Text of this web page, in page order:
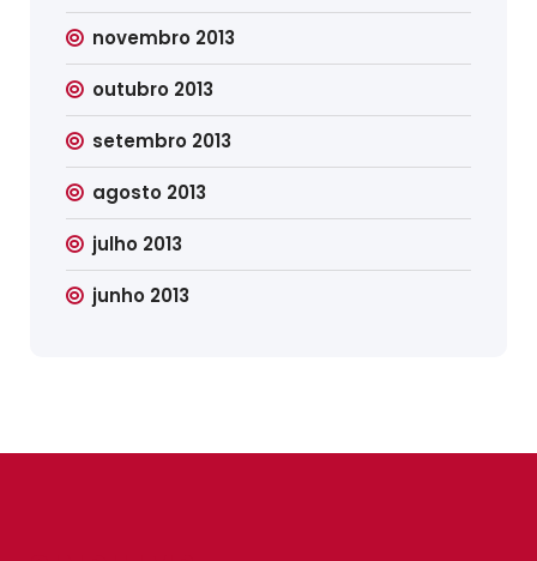
novembro 2013
outubro 2013
setembro 2013
agosto 2013
julho 2013
junho 2013